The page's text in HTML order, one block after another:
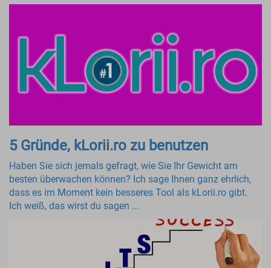
5 Gründe, kLorii.ro zu benutzen
Haben Sie sich jemals gefragt, wie Sie Ihr Gewicht am
besten überwachen können? Ich sage Ihnen ganz ehrlich,
dass es im Moment kein besseres Tool als kLorii.ro gibt.
Ich weiß, das wirst du sagen ...